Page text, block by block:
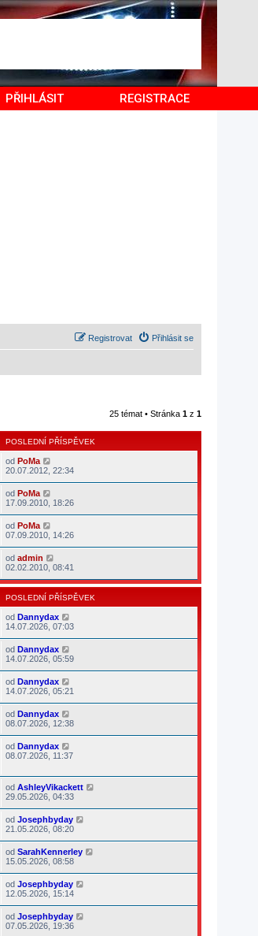
PŘIHLÁSIT REGISTRACE
Přihlásit se
Registrovat
25 témat • Stránka 1 z 1
POSLEDNÍ PŘÍSPĚVEK
od PoMa
20.07.2012, 22:34
od PoMa
17.09.2010, 18:26
od PoMa
07.09.2010, 14:26
od admin
02.02.2010, 08:41
POSLEDNÍ PŘÍSPĚVEK
od Dannydax
14.07.2026, 07:03
od Dannydax
14.07.2026, 05:59
od Dannydax
14.07.2026, 05:21
od Dannydax
08.07.2026, 12:38
od Dannydax
08.07.2026, 11:37
od AshleyVikackett
29.05.2026, 04:33
od Josephbyday
21.05.2026, 08:20
od SarahKennerley
15.05.2026, 08:58
od Josephbyday
12.05.2026, 15:14
od Josephbyday
07.05.2026, 19:36